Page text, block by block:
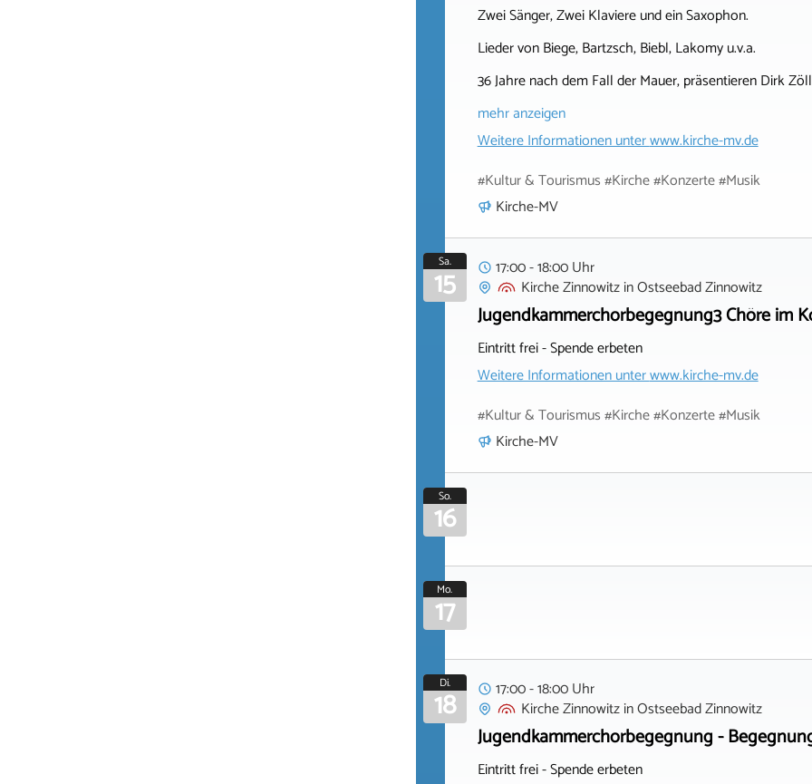
Zwei Sänger, Zwei Klaviere und ein Saxophon.
Lieder von Biege, Bartzsch, Biebl, Lakomy u.v.a.
36 Jahre nach dem Fall der Mauer, präsentieren Dirk
mehr anzeigen
Weitere Informationen unterwww.kirche-mv.de
#Kultur & Tourismus #Kirche #Konzerte #Musik
Kirche-MV
Sa.
15
17:00 - 18:00 Uhr
Kirche ZinnowitzinOstseebad Zinnowitz
Jugendkammerchorbegegnung3 Chöre im
Eintritt frei - Spende erbeten
Weitere Informationen unterwww.kirche-mv.de
#Kultur & Tourismus #Kirche #Konzerte #Musik
Kirche-MV
So.
16
Mo.
17
Di.
18
17:00 - 18:00 Uhr
Kirche ZinnowitzinOstseebad Zinnowitz
Jugendkammerchorbegegnung -
Eintritt frei - Spende erbeten